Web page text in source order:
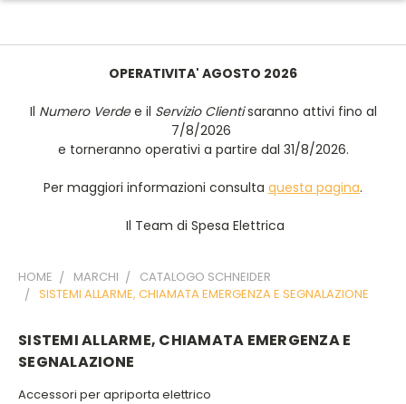
OPERATIVITA' AGOSTO 2026
Il Numero Verdee il Servizio Clientisaranno attivi fino al
7/8/2026
e torneranno operativi a partire dal 31/8/2026.
Per maggiori informazioni consulta questa pagina.
Il Team di Spesa Elettrica
HOME MARCHI
CATALOGO SCHNEIDER
SISTEMI ALLARME, CHIAMATA EMERGENZA E SEGNALAZIONE
SISTEMI ALLARME, CHIAMATA EMERGENZA E
SEGNALAZIONE
Accessori per apriporta elettrico